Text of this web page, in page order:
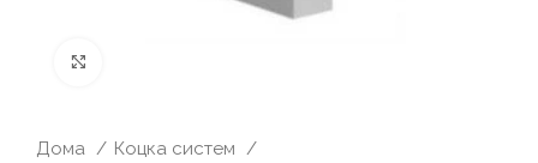
Дома
Коцка систем